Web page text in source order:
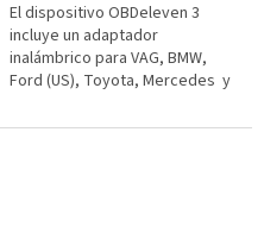
El dispositivo OBDeleven 3
incluye un adaptador
inalámbrico para VAG, BMW,
Ford (US), Toyota, Mercedes y
dispositivo es compatible con